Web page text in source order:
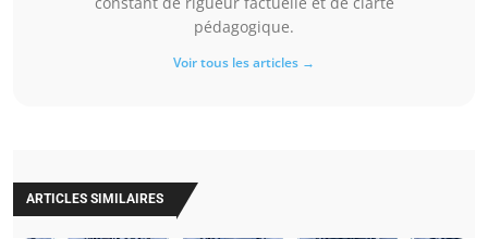
pédagogique.
Voir tous les articles →
ARTICLES SIMILAIRES